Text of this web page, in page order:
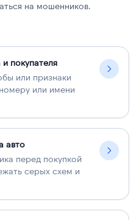
на мошенников.
покупателя
или признаки
или имени
авто
перед покупкой
серых схем и